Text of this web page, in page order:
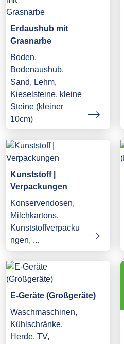
Erdaushub mit
Grasnarbe
Boden,
Bodenaushub,
Sand, Lehm,
Kieselsteine, kleine
Steine (kleiner
10cm)
Kunststoff |
Verpackungen
Konservendosen,
Milchkartons,
Kunststoffverpacku
ngen, ...
E-Geräte (Großgeräte)
Waschmaschinen,
Kühlschränke,
Herde, TV,